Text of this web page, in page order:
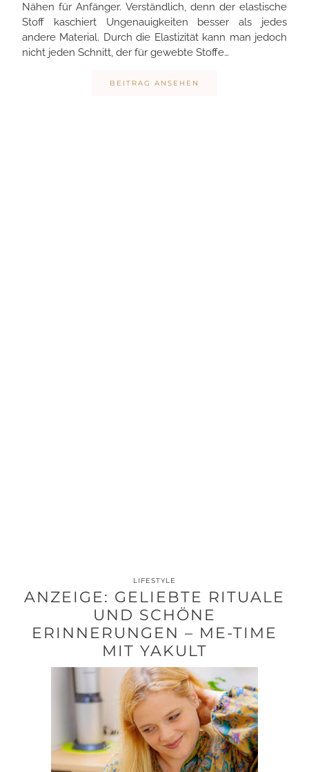
Nähen für Anfänger. Verständlich, denn der elastische
Stoff kaschiert Ungenauigkeiten besser als jedes
andere Material. Durch die Elastizität kann man jedoch
nicht jeden Schnitt, der für gewebte Stoffe…
BEITRAG ANSEHEN
LIFESTYLE
ANZEIGE: GELIEBTE RITUALE
UND SCHÖNE
ERINNERUNGEN – ME-TIME
MIT YAKULT